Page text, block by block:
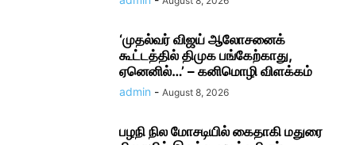
‘முதல்வர் விஜய் ஆலோசனைக்
கூட்டத்தில் திமுக பங்கேற்காது,
ஏனெனில்…’ – கனிமொழி விளக்கம்
admin - August 8, 2026
பழநி நில மோசடியில் கைதாகி மதுரை